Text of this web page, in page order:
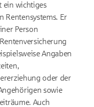
ein wichtiges
Rentensystems. Er
Person
Angaben
oder der
sowie
Auch